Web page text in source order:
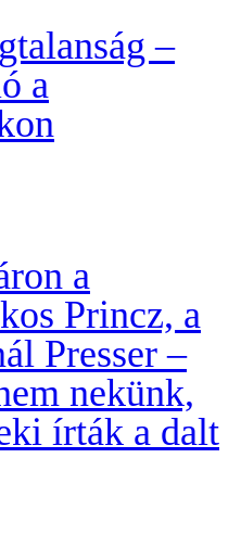
–
a
a
Princz, a
Presser –
nekünk,
írták a dalt